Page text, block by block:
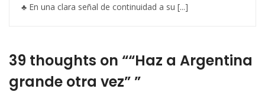
♣ En una clara señal de continuidad a su [...]
39 thoughts on ““Haz a Argentina
grande otra vez” ”